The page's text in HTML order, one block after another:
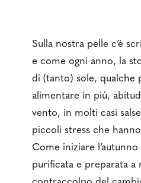
Sulla nostra pelle c’è
e come ogni anno, la
di (tanto) sole, qualche
alimentare in più,
vento, in molti casi
piccoli stress che
Come iniziare
purificata e preparata a